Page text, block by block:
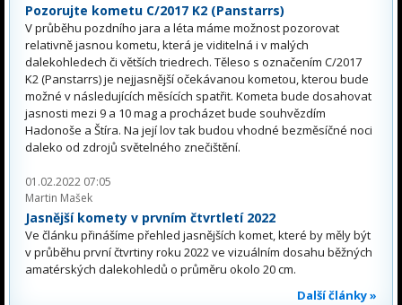
Pozorujte kometu C/2017 K2 (Panstarrs)
V průběhu pozdního jara a léta máme možnost pozorovat
relativně jasnou kometu, která je viditelná i v malých
dalekohledech či větších triedrech. Těleso s označením C/2017
K2 (Panstarrs) je nejjasnější očekávanou kometou, kterou bude
možné v následujících měsících spatřit. Kometa bude dosahovat
jasnosti mezi 9 a 10 mag a procházet bude souhvězdím
Hadonoše a Štíra. Na její lov tak budou vhodné bezměsíčné noci
daleko od zdrojů světelného znečištění.
01.02.2022 07:05
Martin Mašek
Jasnější komety v prvním čtvrtletí 2022
Ve článku přinášíme přehled jasnějších komet, které by měly být
v průběhu první čtvrtiny roku 2022 ve vizuálním dosahu běžných
amatérských dalekohledů o průměru okolo 20 cm.
Další články »